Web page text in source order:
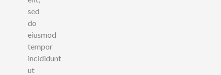
sed
do
eiusmod
tempor
incididunt
ut